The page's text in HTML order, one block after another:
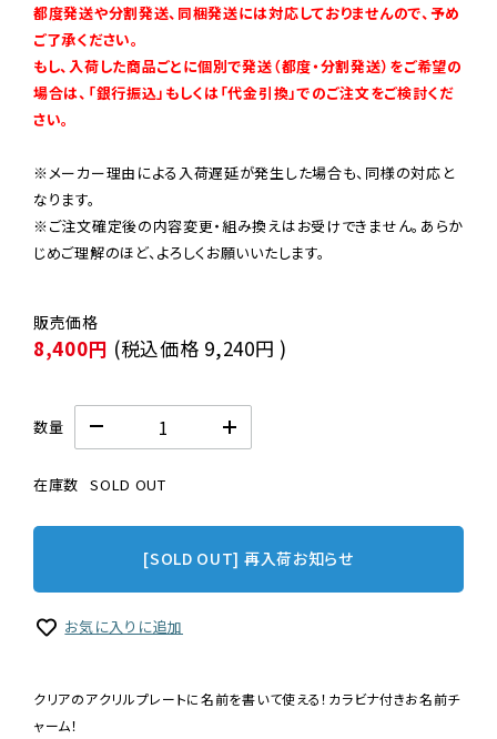
都度発送や分割発送、同梱発送には対応しておりませんので、予め
ご了承ください。
もし、入荷した商品ごとに個別で発送（都度・分割発送）をご希望の
場合は、「銀行振込」もしくは「代金引換」でのご注文をご検討くだ
さい。
※メーカー理由による入荷遅延が発生した場合も、同様の対応と
なります。
※ご注文確定後の内容変更・組み換えはお受けできません。あらか
じめご理解のほど、よろしくお願いいたします。
8,400円 (税込価格 9,240円 )
数量
在庫数 SOLD OUT
[SOLD OUT] 再入荷お知らせ
お気に入りに追加
クリアのアクリルプレートに名前を書いて使える！カラビナ付きお名前チ
ャーム！